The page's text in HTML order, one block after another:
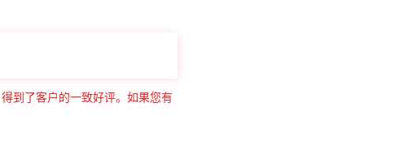
到了客户的一致好评。如果您有